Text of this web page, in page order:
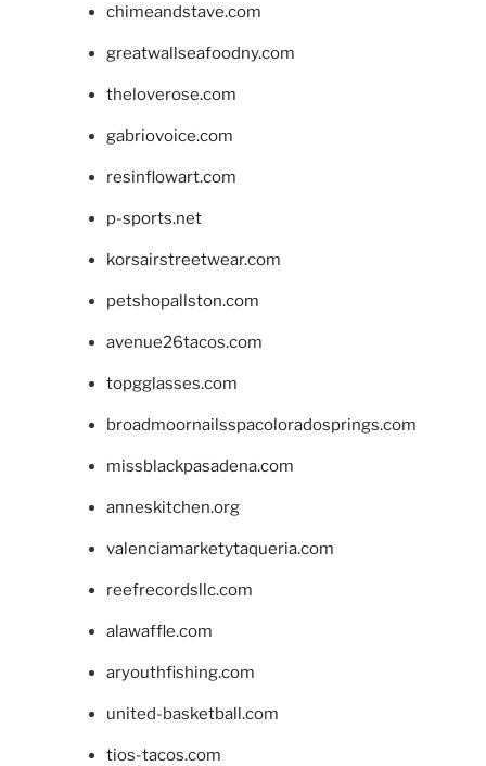
chimeandstave.com
greatwallseafoodny.com
theloverose.com
gabriovoice.com
resinflowart.com
p-sports.net
korsairstreetwear.com
petshopallston.com
avenue26tacos.com
topgglasses.com
broadmoornailsspacoloradosprings.com
missblackpasadena.com
anneskitchen.org
valenciamarketytaqueria.com
reefrecordsllc.com
alawaffle.com
aryouthfishing.com
united-basketball.com
tios-tacos.com